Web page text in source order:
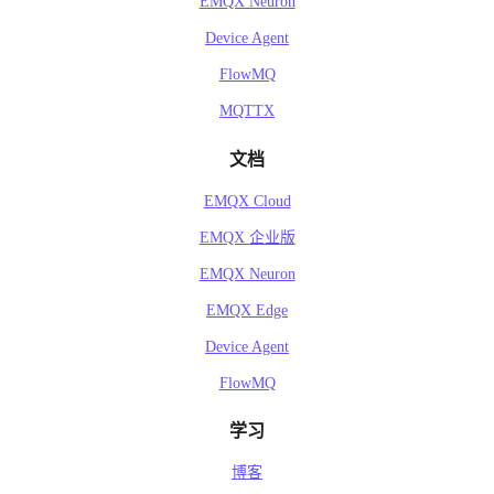
Device Agent
FlowMQ
MQTTX
文档
EMQX Cloud
EMQX 企业版
EMQX Neuron
EMQX Edge
Device Agent
FlowMQ
学习
博客